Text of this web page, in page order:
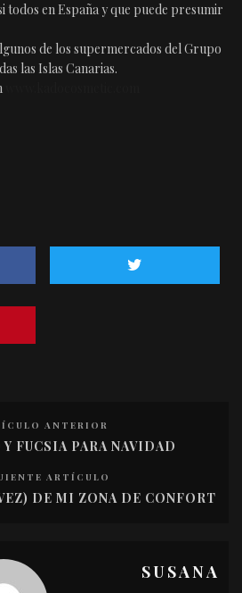
todos en España y que puede presumir
de los supermercados del Grupo
las Islas Canarias.
ANTERIOR
FUCSIA PARA NAVIDAD
ARTÍCULO
DE MI ZONA DE CONFORT
SUSANA